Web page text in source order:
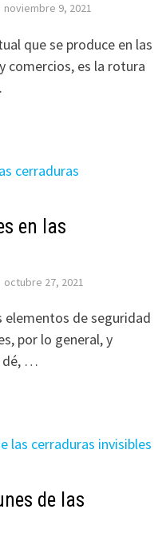
noviembre 9, 2021
que se produce en las
comercios, es la rotura
en las
octubre 27, 2021
elementos de seguridad
por lo general, y
dé, …
de las